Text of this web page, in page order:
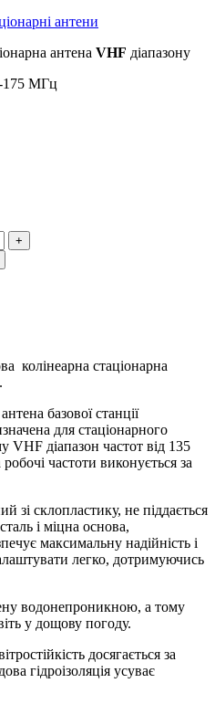
антени
антена VHF діапазону
175 МГц
колінеарна стаціонарна
базової станції
для стаціонарного
VHF діапазон частот від 135
частоти виконується за
зі склопластику, не піддається
і міцна основа,
максимальну надійність і
легко, дотримуючись
водонепроникною, а тому
у дощову погоду.
досягається за
гідроізоляція усуває